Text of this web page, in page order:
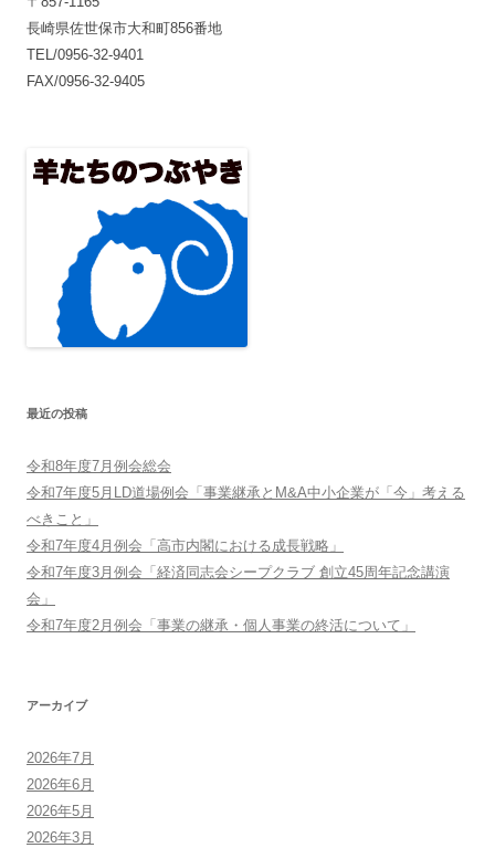
長崎県佐世保市大和町856番地
TEL/0956-32-9401
FAX/0956-32-9405
最近の投稿
令和8年度7月例会総会
令和7年度5月LD道場例会「事業継承とM&A中小企業が「今」考える
べきこと」
令和7年度4月例会「高市内閣における成長戦略」
令和7年度3月例会「経済同志会シープクラブ 創立45周年記念講演
会」
令和7年度2月例会「事業の継承・個人事業の終活について」
アーカイブ
2026年7月
2026年6月
2026年5月
2026年3月